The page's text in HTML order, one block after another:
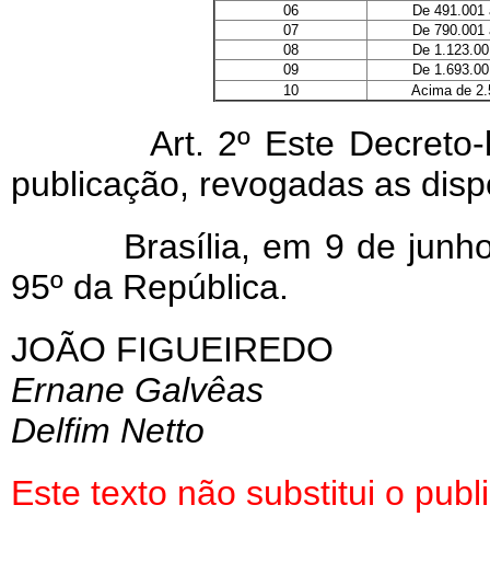
06
De 491.001 a
07
De 790.001 a
08
De 1.123.001
09
De 1.693.001
10
Acima de
Art. 2º Este Decreto-lei
publicação, revogadas as
Brasília, em 9 de junho
95º da República.
JOÃO FIGUEIREDO
Ernane Galvêas
Delfim Netto
Este texto não substitui o